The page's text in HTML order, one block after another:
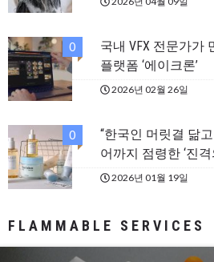
0
국내 VFX 전문가가
플랫폼 ‘에이크론’
2026년 02월 26일
0
“한국인 머릿결 닮
어까지 점령한 ‘진격
2026년 01월 19일
FLAMMABLE SERVICES